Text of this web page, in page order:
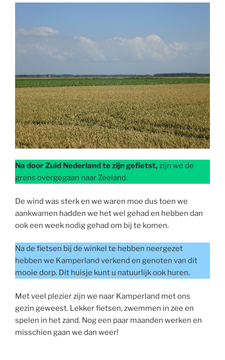
Na door Zuid Nederland te zijn gefietst,zijn we de
grens overgegaan naar Zeeland.
De wind was sterk en we waren moe dus toen we
aankwamen hadden we het wel gehad en hebben dan
ook een week nodig gehad om bij te komen.
Na de fietsen bij de winkel te hebben neergezet
hebben we Kamperland verkend en genoten van dit
mooie dorp. Dit huisje kunt u natuurlijk ook huren.
Met veel plezier zijn we naar Kamperland met ons
gezin geweest. Lekker fietsen, zwemmen in zee en
spelen in het zand. Nog een paar maanden werken en
misschien gaan we dan weer!